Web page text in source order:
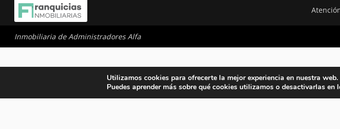
Inmobiliaria de Administradores Alfa
Utilizamos cookies para ofrecerte la mejor experiencia en nuestra web.
Puedes aprender más sobre qué cookies utilizamos o desactivarlas en